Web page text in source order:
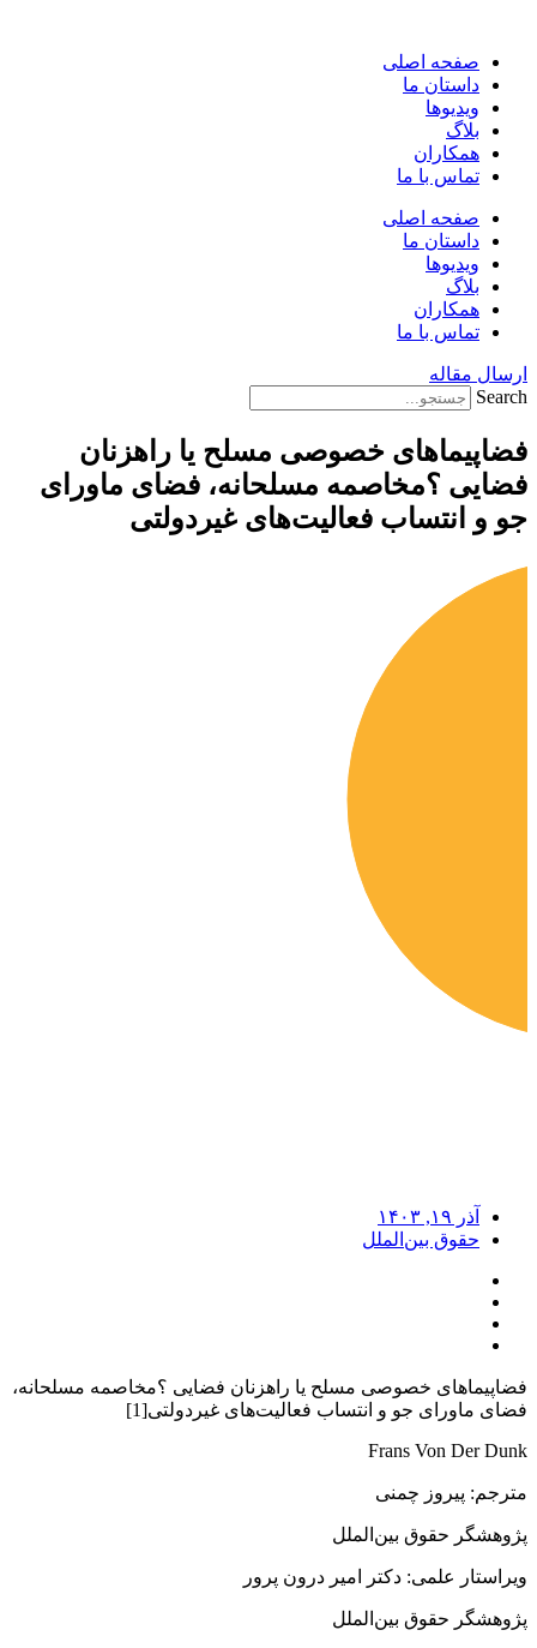
محتوا
صفحه اصلی
داستان ما
ویدیوها
بلاگ
همکاران
تماس با ما
صفحه اصلی
داستان ما
ویدیوها
بلاگ
همکاران
تماس با ما
ارسال مقاله
Search
فضاپیماهای خصوصی مسلح یا راهزنان
فضایی ؟مخاصمه مسلحانه، فضای ماورای
جو و انتساب فعالیت‌های غیر‌دولتی
آذر ۱۹, ۱۴۰۳
حقوق بین‌الملل
فضاپیماهای خصوصی مسلح یا راهزنان فضایی ؟مخاصمه مسلحانه،
فضای ماورای جو و انتساب فعالیت‌های غیر‌دولتی[1]
Frans Von Der Dunk
مترجم: پیروز چمنی
پژوهشگر حقوق بین‌الملل
ویراستار علمی: دکتر امیر درون پرور
پژوهشگر حقوق بین‌الملل